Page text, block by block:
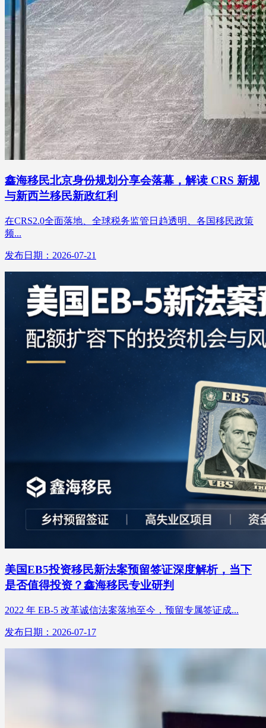
鑫海移民北京身份规划分享会落幕，解读 CRS 新规
与新西兰移民新政红利
在CRS2.0全面落地、全球税务监管日趋透明、各国移民政策
频...
发布日期：2026-07-21
美国EB5投资移民新法案预留签证深度解析，当下
是否值得投资？鑫海移民专业研判
2022 年 EB-5 改革诚信法案落地至今，预留专属签证成...
发布日期：2026-07-17